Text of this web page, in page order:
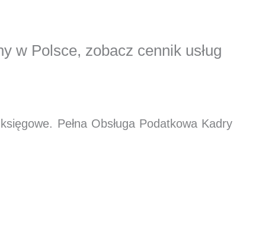
w Polsce, zobacz cennik usług
Pełna Obsługa Podatkowa Kadry